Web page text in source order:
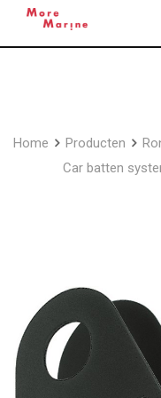
Home Producten
Car batten